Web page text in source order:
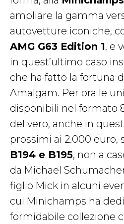
ampliare la gamma
autovetture iconiche,
AMG G63 Edition 1, e
in quest’ultimo caso
che ha fatto la fortuna
Amalgam. Per ora le
disponibili nel formato
del vero, anche in
prossimi ai 2.000 euro,
B194 e B195, non a
da Michael
figlio Mick in alcuni
cui Minichamps ha
formidabile collezione